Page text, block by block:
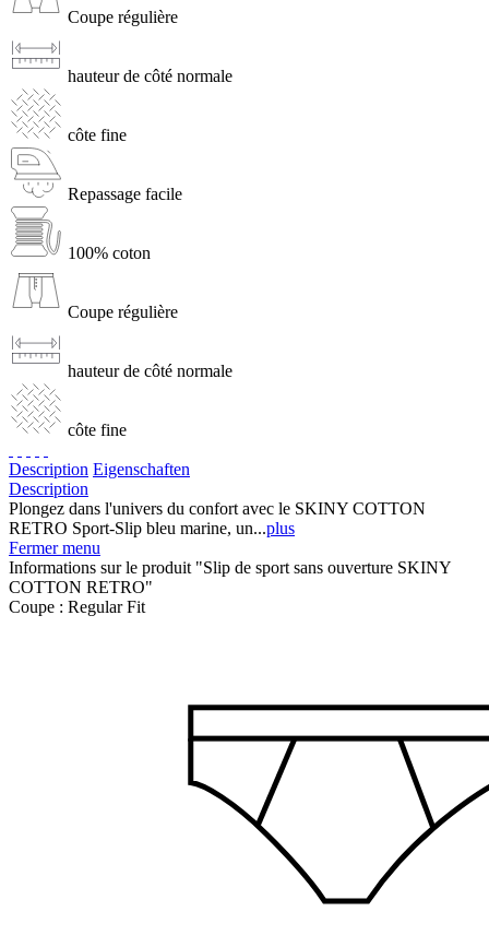
Coupe régulière
hauteur de côté normale
côte fine
Repassage facile
100% coton
Coupe régulière
hauteur de côté normale
côte fine
Description Eigenschaften
Description
Plongez dans l'univers du confort avec le SKINY COTTON
RETRO Sport-Slip bleu marine, un...plus
Fermer menu
Informations sur le produit "Slip de sport sans ouverture SKINY
COTTON RETRO"
Coupe : Regular Fit